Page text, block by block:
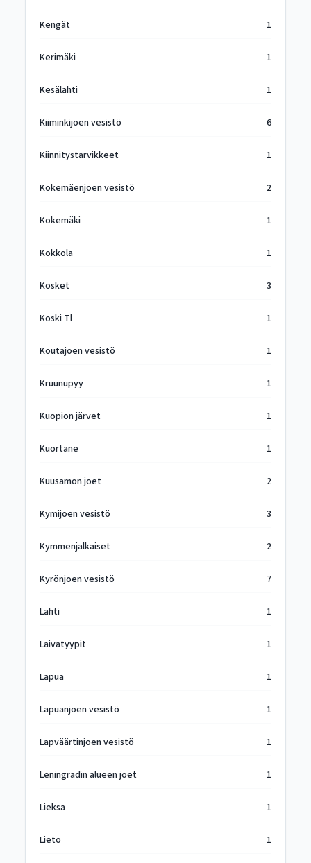
Kengät 1
Kerimäki 1
Kesälahti 1
Kiiminkijoen vesistö 6
Kiinnitystarvikkeet 1
Kokemäenjoen vesistö 2
Kokemäki 1
Kokkola 1
Kosket 3
Koski Tl 1
Koutajoen vesistö 1
Kruunupyy 1
Kuopion järvet 1
Kuortane 1
Kuusamon joet 2
Kymijoen vesistö 3
Kymmenjalkaiset 2
Kyrönjoen vesistö 7
Lahti 1
Laivatyypit 1
Lapua 1
Lapuanjoen vesistö 1
Lapväärtinjoen vesistö 1
Leningradin alueen joet 1
Lieksa 1
Lieto 1